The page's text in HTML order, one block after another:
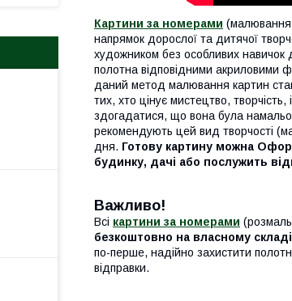
Картини за номерами (малювання
напрямок дорослої та дитячої
художником без особливих
полотна відповідними акриловими
даний метод малювання картин
тих, хто цінує мистецтво,
здогадатися, що вона була
рекомендують цей вид творчості
дня. Готову картину можна
будинку, дачі або послужить
Важливо!
Всі картини за номерами
безкоштовно на власному складі
по-перше, надійно захистити
відправки.